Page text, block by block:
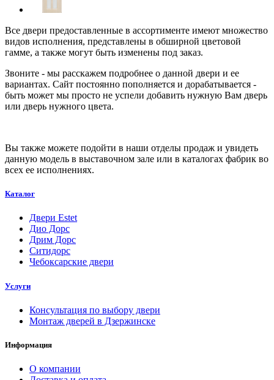
Все двери предоставленные в ассортименте имеют множество
видов исполнения, представлены в обширной цветовой
гамме, а также могут быть изменены под заказ.
Звоните - мы расскажем подробнее о данной двери и ее
вариантах. Сайт постоянно пополняется и дорабатывается -
быть может мы просто не успели добавить нужную Вам дверь
или дверь нужного цвета.
Вы также можете подойти в наши отделы продаж и увидеть
данную модель в выставочном зале или в каталогах фабрик во
всех ее исполнениях.
Каталог
Двери Estet
Дио Дорс
Дрим Дорс
Ситидорс
Чебоксарские двери
Услуги
Консультация по выбору двери
Монтаж дверей в Дзержинске
Информация
О компании